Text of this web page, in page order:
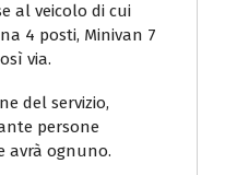
al veicolo di cui
4 posti, Minivan 7
via.
del servizio,
persone
avrà ognuno.